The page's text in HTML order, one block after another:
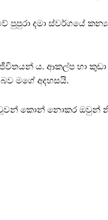
පුපුරා දමා ස්වර්ගයේ
ය. ආකල්ප හා
මගේ අදහසයි.
වූවන් කොන් නොකර ඔවුන්